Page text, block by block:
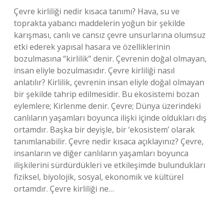
Çevre kirliliği nedir kısaca tanımı? Hava, su ve
toprakta yabancı maddelerin yoğun bir şekilde
karışması, canlı ve cansız çevre unsurlarına olumsuz
etki ederek yapısal hasara ve özelliklerinin
bozulmasına “kirlilik” denir. Çevrenin doğal olmayan,
insan eliyle bozulmasıdır. Çevre kirliliği nasıl
anlatılır? Kirlilik, çevrenin insan eliyle doğal olmayan
bir şekilde tahrip edilmesidir. Bu ekosistemi bozan
eylemlere; Kirlenme denir. Çevre; Dünya üzerindeki
canlıların yaşamları boyunca ilişki içinde oldukları dış
ortamdır. Başka bir deyişle, bir ‘ekosistem’ olarak
tanımlanabilir. Çevre nedir kısaca açıklayınız? Çevre,
insanların ve diğer canlıların yaşamları boyunca
ilişkilerini sürdürdükleri ve etkileşimde bulundukları
fiziksel, biyolojik, sosyal, ekonomik ve kültürel
ortamdır. Çevre kirliliği ne…